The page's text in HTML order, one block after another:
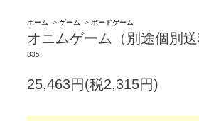
ホーム > ゲーム > ボードゲーム
オニムゲーム（別途個別送
335
25,463円(税2,315円)